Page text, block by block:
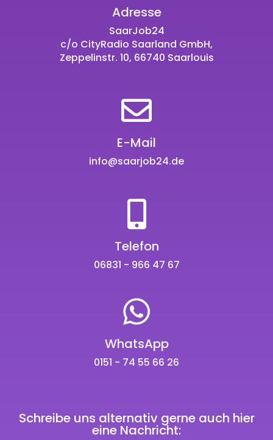
Adresse
SaarJob24
c/o CityRadio Saarland GmbH,
Zeppelinstr. 10, 66740 Saarlouis
E-Mail
info@saarjob24.de
Telefon
06831 - 966 47 67
WhatsApp
0151 - 74 55 66 26
Schreibe uns alternativ gerne auch hier
eine Nachricht: